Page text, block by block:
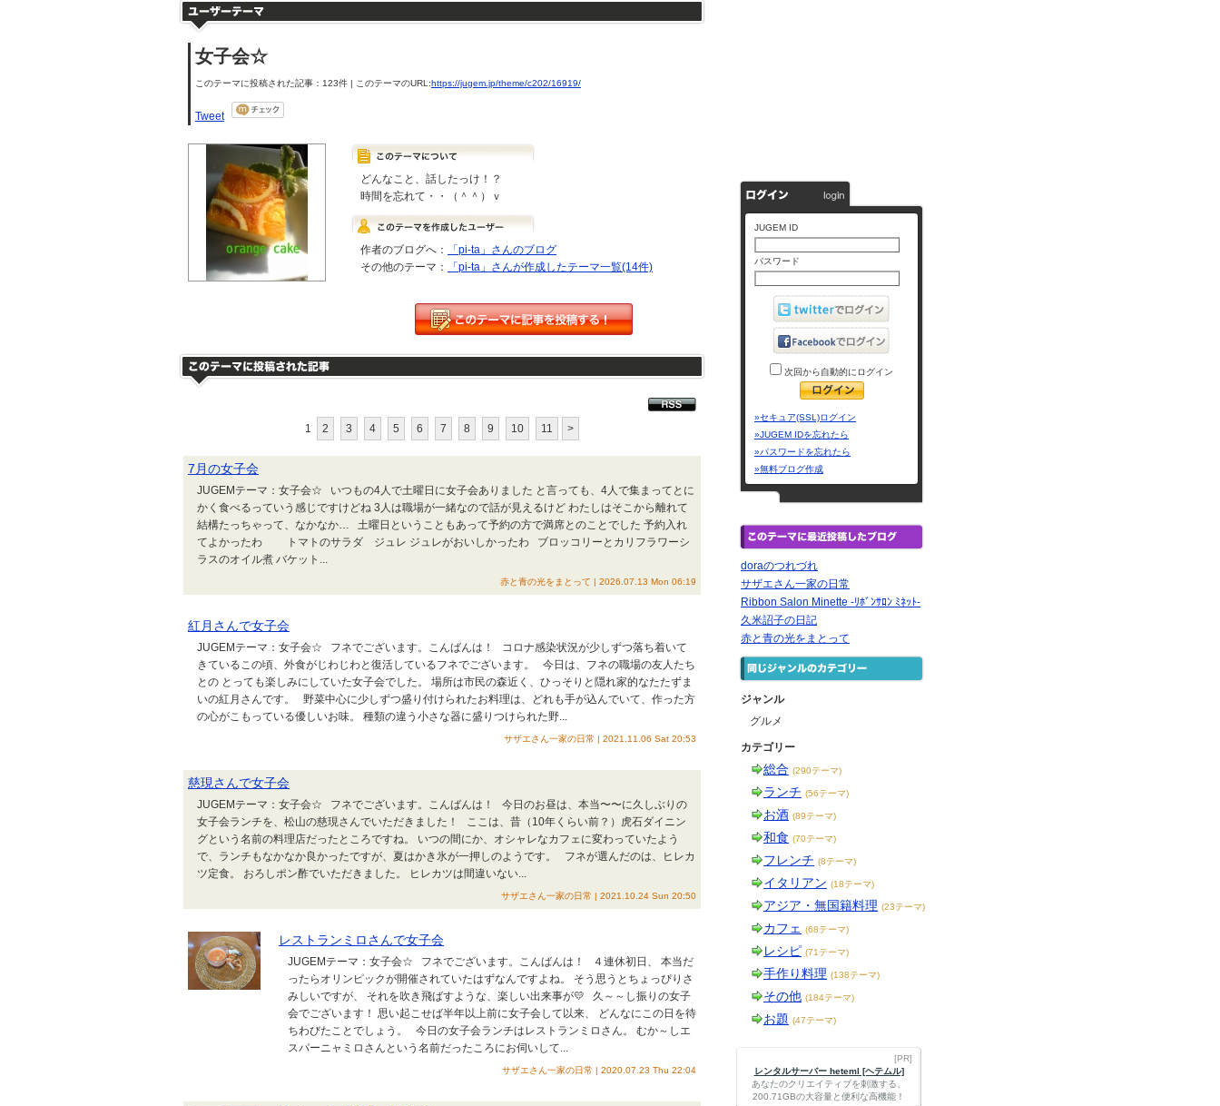
女子会☆
このテーマに投稿された記事：123件 | このテーマのURL:https://jugem.jp/theme/c202/16919/
Tweet
どんなこと、話したっけ！？
時間を忘れて・・（＾＾）ｖ
作者のブログへ：
「pi-ta」さんのブログ
その他のテーマ：
「pi-ta」さんが作成したテーマ一覧(14件)
1 2 3 4 5 6 7 8 9 10 11 >
7月の女子会
JUGEMテーマ：女子会☆ いつもの4人で土曜日に女子会ありました と言っても、4人で集まってとに
かく食べるっていう感じですけどね 3人は職場が一緒なので話が見えるけど わたしはそこから離れて
結構たっちゃって、なかなか… 土曜日ということもあって予約の方で満席とのことでした 予約入れ
てよかったわ トマトのサラダ ジュレ ジュレがおいしかったわ ブロッコリーとカリフラワーシ
ラスのオイル煮 バケット...
赤と青の光をまとって | 2026.07.13 Mon 06:19
紅月さんで女子会
JUGEMテーマ：女子会☆ フネでございます。こんばんは！ コロナ感染状況が少しずつ落ち着いて
きているこの頃、外食がじわじわと復活しているフネでございます。 今日は、フネの職場の友人たち
との とっても楽しみにしていた女子会でした。 場所は市民の森近く、ひっそりと隠れ家的なたたずま
いの紅月さんです。 野菜中心に少しずつ盛り付けられたお料理は、どれも手が込んでいて、作った方
の心がこもっている優しいお味。 種類の違う小さな器に盛りつけられた野...
サザエさん一家の日常 | 2021.11.06 Sat 20:53
慈現さんで女子会
JUGEMテーマ：女子会☆ フネでございます。こんばんは！ 今日のお昼は、本当〜〜に久しぶりの
女子会ランチを、松山の慈現さんでいただきました！ ここは、昔（10年くらい前？）虎石ダイニン
グという名前の料理店だったところですね。 いつの間にか、オシャレなカフェに変わっていたよう
で、ランチもなかなか良かったですが、夏はかき氷が一押しのようです。 フネが選んだのは、ヒレカ
ツ定食。 おろしポン酢でいただきました。 ヒレカツは間違いない...
サザエさん一家の日常 | 2021.10.24 Sun 20:50
レストランミロさんで女子会
JUGEMテーマ：女子会☆ フネでございます。こんばんは！ ４連休初日、 本当だ
ったらオリンピックが開催されていたはずなんですよね。 そう思うとちょっぴりさ
みしいですが、 それを吹き飛ばすような、楽しい出来事が💛 久～～し振りの女子
会でございます！ 思い起こせば半年以上前に女子会して以来、 どんなにこの日を待
ちわびたことでしょう。 今日の女子会ランチはレストランミロさん。 むか～しエ
スパーニャミロさんという名前だったころにお伺いして...
サザエさん一家の日常 | 2020.07.23 Thu 22:04
JUGEM ID
パスワード
次回から自動的にログイン
»セキュア(SSL)ログイン
»JUGEM IDを忘れたら
»パスワードを忘れたら
»無料ブログ作成
doraのつれづれ
サザエさん一家の日常
Ribbon Salon Minette -ﾘﾎﾞﾝｻﾛﾝ ﾐﾈｯﾄ-
久米詔子の日記
赤と青の光をまとって
ジャンル
グルメ
カテゴリー
総合 (290テーマ)
ランチ (56テーマ)
お酒 (89テーマ)
和食 (70テーマ)
フレンチ (8テーマ)
イタリアン (18テーマ)
アジア・無国籍料理 (23テーマ)
カフェ (68テーマ)
レシピ (71テーマ)
手作り料理 (138テーマ)
その他 (184テーマ)
お題 (47テーマ)
[PR]
レンタルサーバー heteml [ヘテムル]
あなたのクリエイティブを刺激する、
200.71GBの大容量と便利な高機能！